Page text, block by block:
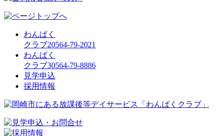
わんぱく
クラブ20564-79-2021
わんぱく
クラブ30564-79-8886
見学申込
採用情報